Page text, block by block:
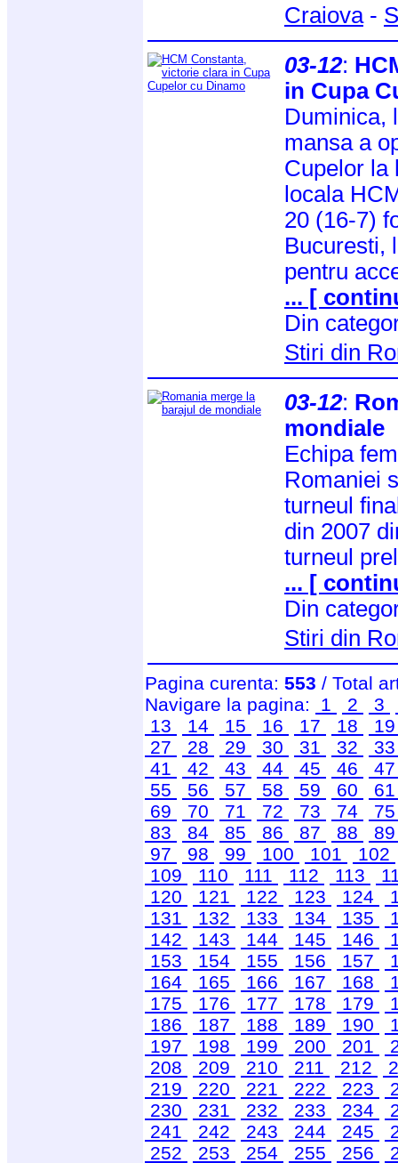
Craiova-
03-12:
in Cupa
Duminica,
mansa a
Cupelor la
locala
20 (16-7)
Bucuresti,
pentru
... [
Din
Stiri din
03-12:
mondiale
Echipa
Romaniei
turneul
din 2007
turneul
... [
Din
Stiri din
Pagina curenta: 553 / Total
Navigare la pagina:
1 2 3
13
14 15 16 17 18
27
28 29 30 31 32
41
42 43 44 45 46
55
56 57 58 59 60
69
70 71 72 73 74
83
84 85 86 87 88
97
98 99 100 101
102
109
110 111 112 113
120
121 122 123 124
131
132 133 134 135
142
143 144 145 146
153
154 155 156 157
164
165 166 167 168
175
176 177 178 179
186
187 188 189 190
197
198 199 200 201
208
209 210 211 212
219
220 221 222 223
230
231 232 233 234
241
242 243 244 245
252
253 254 255 256